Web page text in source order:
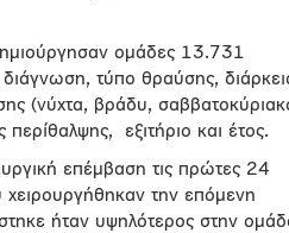
ομάδες 13.731
τύπο θραύσης,
(νύχτα, βράδυ,
περίθαλψης,
εξιτήριο και έτος.
επέμβαση τις πρώτες 24
χειρουργήθηκαν την επόμενη
ήταν υψηλότερος στην